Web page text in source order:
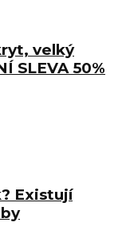
velký
SLEVA 50%
Existují